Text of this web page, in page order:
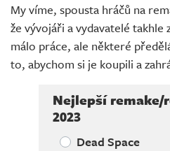
My víme, spousta hráčů na
že vývojáři a vydavatelé takhle
málo práce, ale některé
to, abychom si je koupili a
Nejlepší remake/
2023
Dead Space